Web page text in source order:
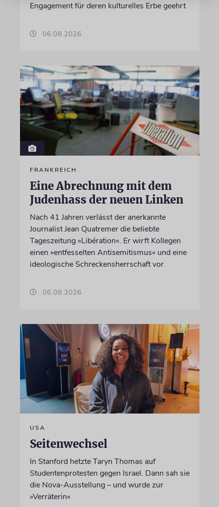
Engagement für deren kulturelles Erbe geehrt
06.08.2026
FRANKREICH
Eine Abrechnung mit dem
Judenhass der neuen Linken
Nach 41 Jahren verlässt der anerkannte
Journalist Jean Quatremer die beliebte
Tageszeitung »Libération«. Er wirft Kollegen
einen »entfesselten Antisemitismus« und eine
ideologische Schreckensherrschaft vor
06.08.2026
USA
Seitenwechsel
In Stanford hetzte Taryn Thomas auf
Studentenprotesten gegen Israel. Dann sah sie
die Nova-Ausstellung – und wurde zur
»Verräterin«